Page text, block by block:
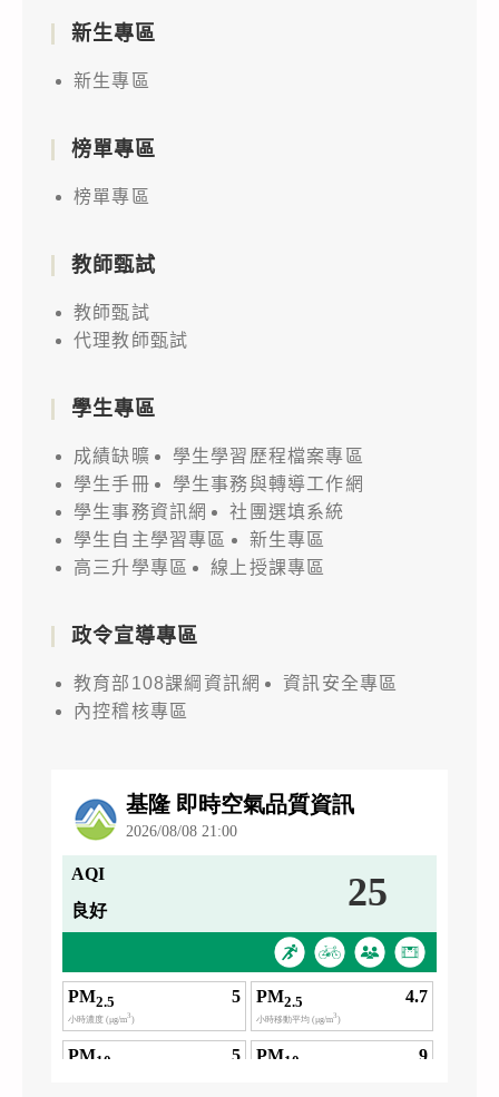
新生專區
新生專區
榜單專區
榜單專區
教師甄試
教師甄試
代理教師甄試
學生專區
成績缺曠
學生學習歷程檔案專區
學生手冊
學生事務與轉導工作網
學生事務資訊網
社團選填系統
學生自主學習專區
新生專區
高三升學專區
線上授課專區
政令宣導專區
教育部108課綱資訊網
資訊安全專區
內控稽核專區